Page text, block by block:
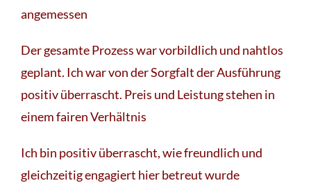
angemessen
Der gesamte Prozess war vorbildlich und nahtlos
geplant. Ich war von der Sorgfalt der Ausführung
positiv überrascht. Preis und Leistung stehen in
einem fairen Verhältnis
Ich bin positiv überrascht, wie freundlich und
gleichzeitig engagiert hier betreut wurde